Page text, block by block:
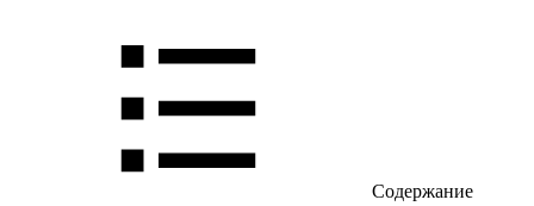
Содержание